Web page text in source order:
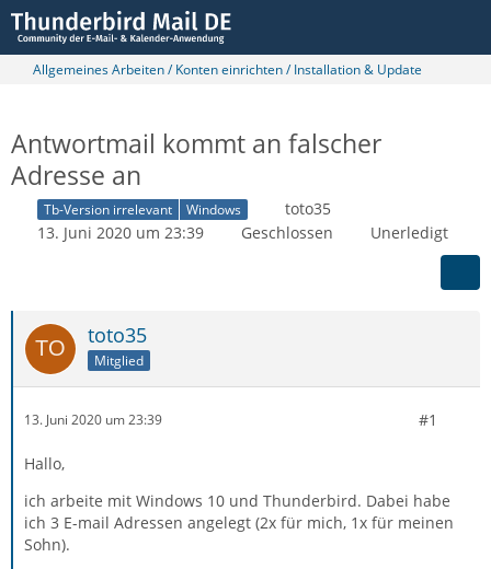
Allgemeines Arbeiten / Konten einrichten / Installation & Update
Antwortmail kommt an falscher
Adresse an
Tb-Version irrelevant Windows
toto35
13. Juni 2020 um 23:39
Geschlossen Unerledigt
toto35
Mitglied
13. Juni 2020 um 23:39 #1
Hallo,
ich arbeite mit Windows 10 und Thunderbird. Dabei habe
ich 3 E-mail Adressen angelegt (2x für mich, 1x für meinen
Sohn).